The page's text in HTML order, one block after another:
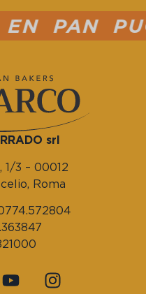
srl
3 – 00012
Roma